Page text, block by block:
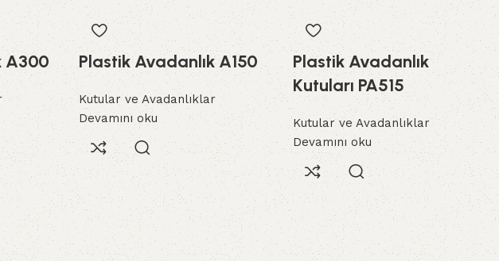
A300 Plastik Avadanlık A150
Kutular ve Avadanlıklar
Devamını oku
Plastik Avadanlık
Kutuları PA515
Kutular ve Avadanlıklar
Devamını oku